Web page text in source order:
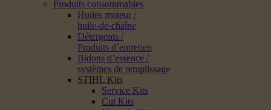
Produits consommables
Huiles moteur /
huile-de-chaîne
Détergents /
Produits d’entretien
Bidons d’essence /
systèmes de remplissage
STIHL Kits
Service Kits
Cut Kits